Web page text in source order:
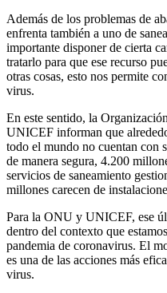
Además de los problemas de
enfrenta también a uno de
importante disponer de cierta
tratarlo para que ese recurso
otras cosas, esto nos permite
virus.
En este sentido, la
UNICEF informan que
todo el mundo no cuentan con
de manera segura, 4.200
servicios de saneamiento
millones carecen de
Para la ONU y UNICEF, ese
dentro del contexto que
pandemia de coronavirus. El
es una de las acciones más
virus.